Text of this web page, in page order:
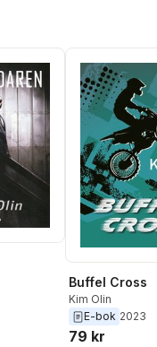
Buffel Cross
Kim Olin
E-bok 2023
79 kr